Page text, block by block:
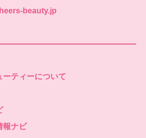
beauty.jp
ーティーについて
報ナビ